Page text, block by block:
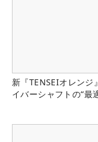
新『TENSEIオレンジ
イバーシャフトの“最